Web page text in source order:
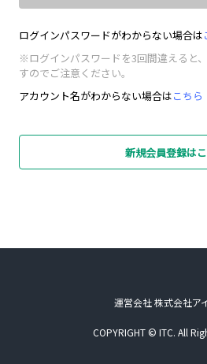
ログインパスワードがわからない場合は
※ログインパスワードを3回間違えると
すのでご注意ください。
アカウント名がわからない場合はこちら
新規会員登録は
運営会社 株式会社ア
COPYRIGHT © ITC. All